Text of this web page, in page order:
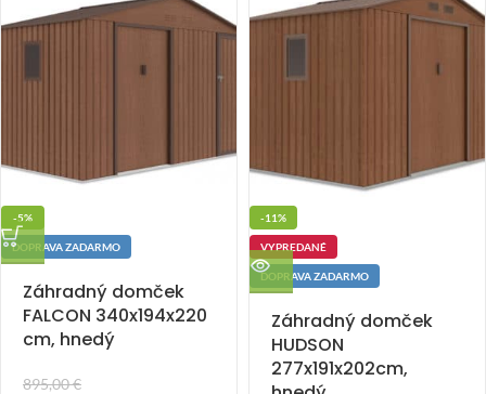
-5%
DOPRAVA ZADARMO
Záhradný domček
FALCON 340x194x220
cm, hnedý
895,00€
-11%
VYPREDANÉ
DOPRAVA ZADARMO
Záhradný domček
HUDSON
277x191x202cm,